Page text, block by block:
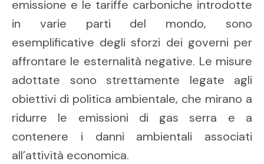
emissione e le tariffe carboniche introdotte
in varie parti del mondo, sono
esemplificative degli sforzi dei governi per
affrontare le esternalità negative. Le misure
adottate sono strettamente legate agli
obiettivi di politica ambientale, che mirano a
ridurre le emissioni di gas serra e a
contenere i danni ambientali associati
all’attività economica.